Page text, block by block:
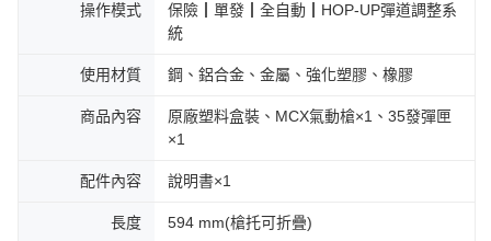
操作模式
保險┃單發┃全自動┃HOP-UP彈道調整系
統
使用材質 鋼、鋁合金、金屬、強化塑膠、橡膠
商品內容
原廠塑料盒裝、MCX氣動槍×1、35發彈匣
×1
配件內容 說明書×1
長度 594 mm(槍托可折疊)